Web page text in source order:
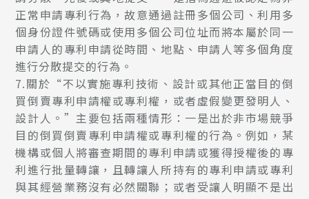
正常申請專利行為，故意通過註冊多個公司、利用多
個身份證件號碼或使用多個公司位址而將本屬於同一
申請人的專利申請從時間、地點、申請人等多個角度
進行分散提交的行為。
7.關於“不以實施專利技術、設計或其他正當目的倒
買倒賣專利申請權或專利權，或者虛假變更發明人、
設計人。”主要包括兩種情形：一是出於非市場競爭
目的倒買倒賣專利申請權或專利權的行為。例如，某
機構或個人將審查期間的專利申請或獲得授權後的專
利進行批量轉讓，且轉讓人所持有的專利申請或專利
與其經營業務沒有必然關聯；或者受讓人明顯不是出